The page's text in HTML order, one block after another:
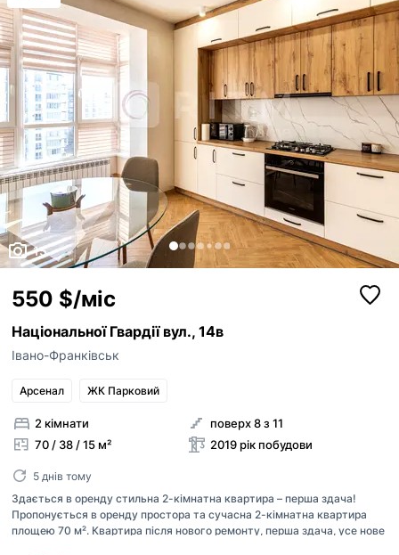
15
550 $/міс
Національної Гвардії вул., 14в
Івано-Франківськ
Арсенал ЖК Парковий
2 кімнати
70 / 38 / 15 м²
поверх 8 з 11
2019 рік побудови
5 днів тому
Здається в оренду стильна 2-кімнатна квартира – перша здача!
Пропонується в оренду простора та сучасна 2-кімнатна квартира
площею 70 м². Квартира після нового ремонту, перша здача, усе нове